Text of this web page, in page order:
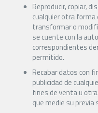
Reproducir, copiar,
cualquier otra forma
transformar o
se cuente con la
correspondientes
permitido.
Recabar datos con
publicidad de
fines de venta u
que medie su